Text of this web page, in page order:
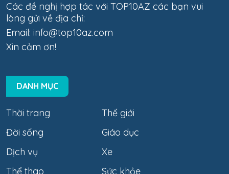
Các đề nghị hợp tác với TOP10AZ các bạn vui
lòng gửi về địa chỉ:
Email: info@top10az.com
Xin cảm ơn!
DANH MỤC
Thời trang
Thế giới
Đời sống
Giáo dục
Dịch vụ
Xe
Thể thao
Sức khỏe